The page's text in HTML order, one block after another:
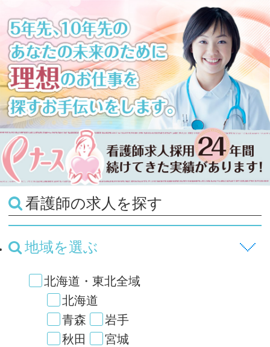
看護師の求人を探す
地域を選ぶ
北海道・東北全域
北海道
青森
岩手
秋田
宮城